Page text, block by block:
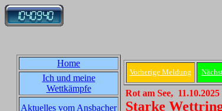
Home
Ich und meine
Wettkämpfe
Aktuelles vom Ansbacher
Vorherige Meldung
Rot am See, 11.10.2025
Starke